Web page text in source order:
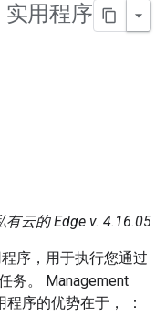
实用程序
有云的 Edge v. 4.16.05
序，用于执行您通过
务。 Management
程序的优势在于， ：